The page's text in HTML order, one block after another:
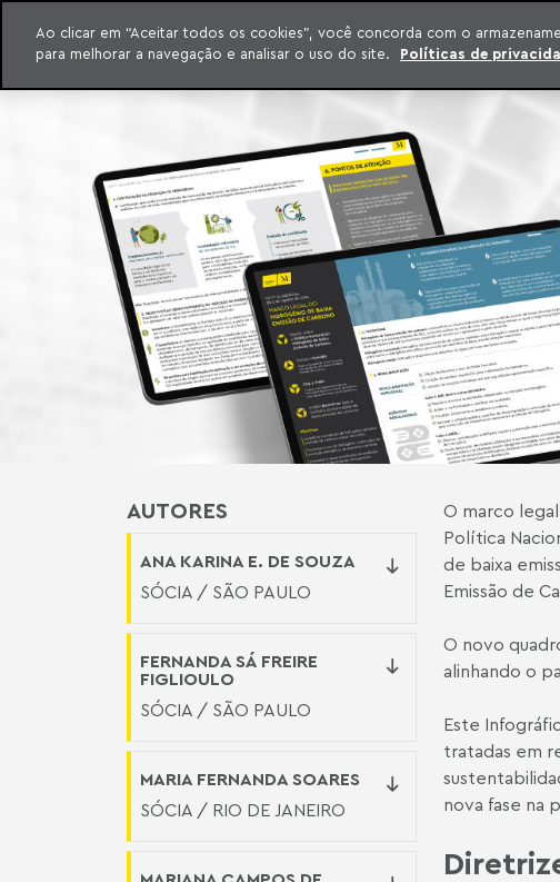
para o conteúdo
Machado Meyer
INTELIGÊNCIA JURÍDICA
CONTEÚDO EXCLUSIVO MACHADO MEYER ADVOGADOS
AUTORES
ANA KARINA E. DE SOUZA
SÓCIA / SÃO PAULO
FERNANDA SÁ FREIRE
FIGLIOULO
SÓCIA / SÃO PAULO
MARIA FERNANDA SOARES
SÓCIA / RIO DE JANEIRO
O marco
Política
de baixa
Emissão de
O novo
alinhando o
Este
tratadas em
nova fase na
Ao clicar em “Aceitar todos os cookies”, você concorda com o
para melhorar a navegação e analisar o uso do site.
Políticas de